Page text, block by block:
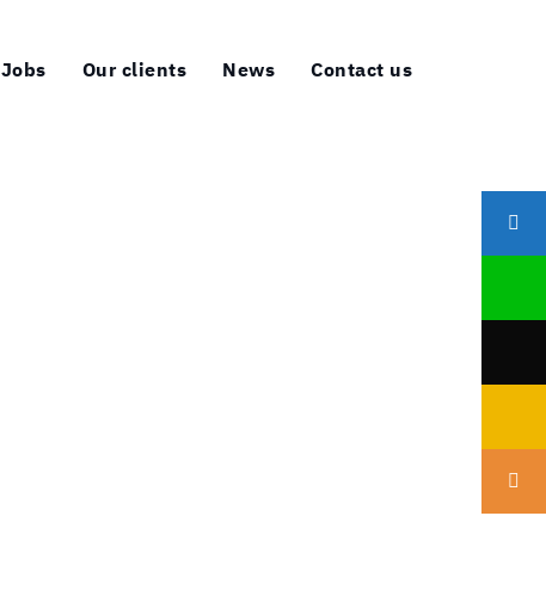
Jobs Our clients News Contact us